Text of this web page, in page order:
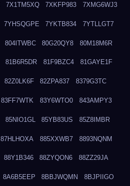
7X1TM5XQ 7XKFP983 7XMG6WJ3
7YHSQGPE 7YKTB834 7YTLLGT7
804ITWBC 80G20QY8 80M18M6R
81B6R5DR 81F9BZC4 81GAYE1F
82Z0LK6F 82ZPA837 8379G3TC
83FF7WTK 83Y6WTO0 843AMPY3
85NIO1GL 85YB83US 85Z8IMBR
87HLHOXA 885XXWB7 8893NQNM
88Y1B346 88ZYQON6 88ZZ29JA
8A6B5EEP 8BBJWQMN 8BJPIIGO